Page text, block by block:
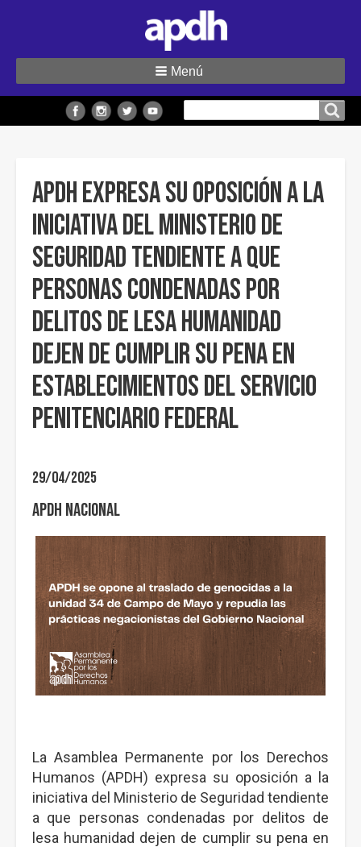
sitio
Menú
APDH expresa su oposición a la
iniciativa del Ministerio de
Seguridad tendiente a que
personas condenadas por
delitos de lesa humanidad
dejen de cumplir su pena en
establecimientos del Servicio
Penitenciario Federal
29/04/2025
APDH Nacional
La Asamblea Permanente por los Derechos
Humanos (APDH) expresa su oposición a la
iniciativa del Ministerio de Seguridad tendiente
a que personas condenadas por delitos de
lesa humanidad dejen de cumplir su pena en